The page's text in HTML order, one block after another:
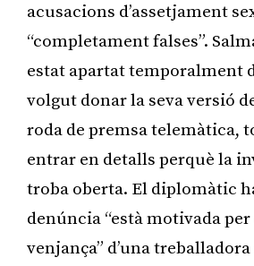
acusacions d’assetjament
“completament falses”.
estat apartat temporalment
volgut donar la seva versió
roda de premsa telemàtica,
entrar en detalls perquè la
troba oberta. El diplomàtic
denúncia “està motivada
venjança” d’una treballadora